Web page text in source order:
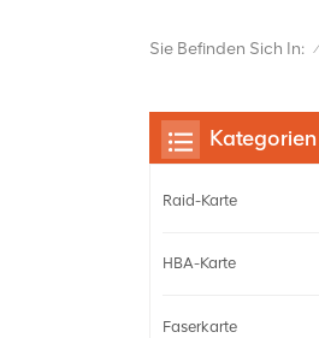
Sie Befinden Sich In: /
Kategorien
Raid-Karte
HBA-Karte
Faserkarte